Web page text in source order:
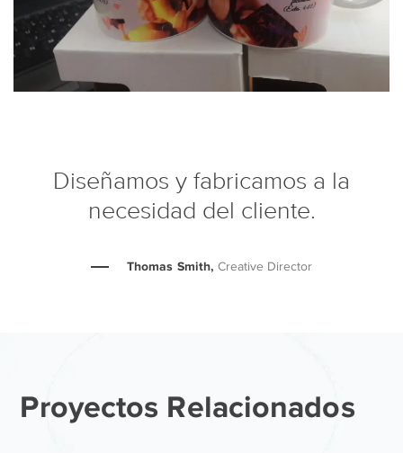
Diseñamos y fabricamos a la
necesidad del cliente.
Thomas Smith, Creative Director
Proyectos Relacionados